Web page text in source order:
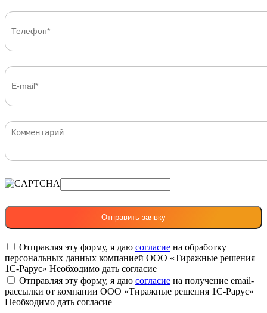
Отправляя эту форму, я даю согласие на обработку
персональных данных компанией ООО «Тиражные решения
1С-Рарус» Необходимо дать согласие
Отправляя эту форму, я даю согласие на получение email-
рассылки от компании ООО «Тиражные решения 1С-Рарус»
Необходимо дать согласие